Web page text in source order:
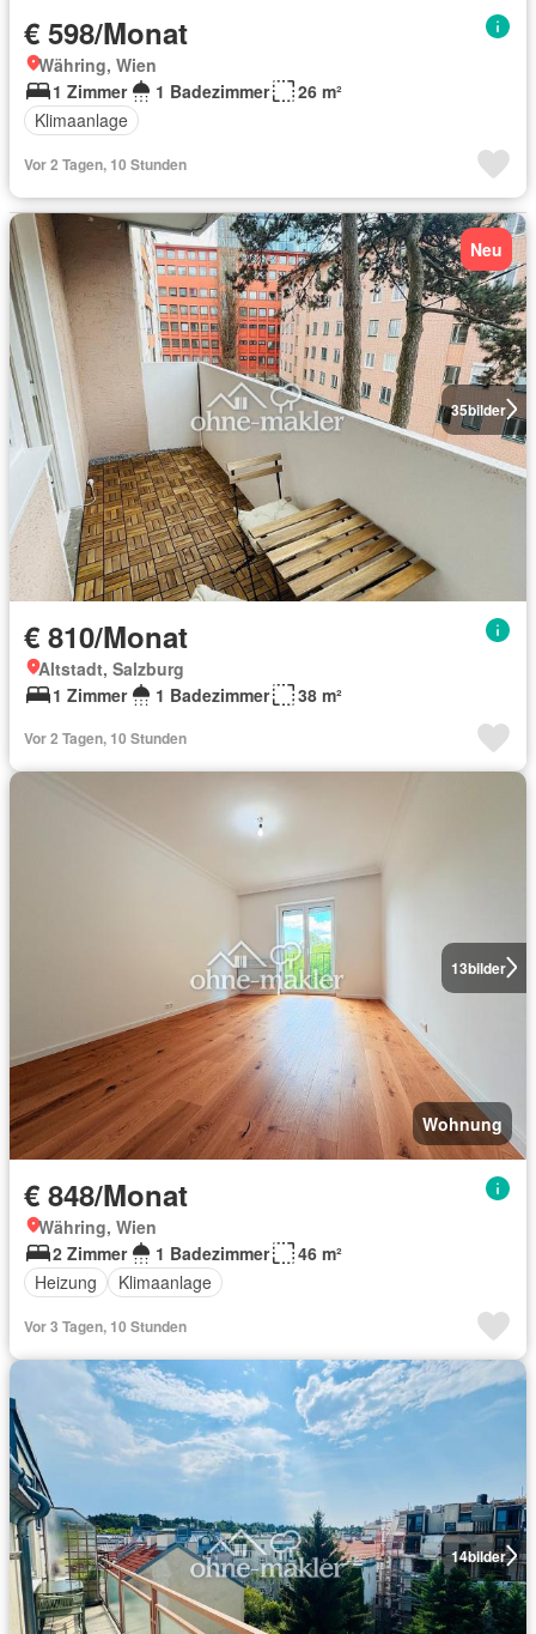
€ 598/Monat
Währing, Wien
1 Zimmer
1 Badezimmer
26 m²
Klimaanlage
Vor 2 Tagen, 10 Stunden
35bilder
Neu
€ 810/Monat
Altstadt, Salzburg
1 Zimmer
1 Badezimmer 38 m²
Vor 2 Tagen, 10 Stunden
13bilder
Wohnung
€ 848/Monat
Währing, Wien
2 Zimmer
1 Badezimmer
46 m²
Heizung
Klimaanlage
Vor 3 Tagen, 10 Stunden
14bilder